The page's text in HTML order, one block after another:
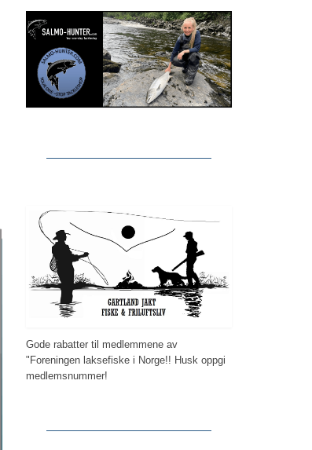
Gode rabatter til medlemmene av
"Foreningen laksefiske i Norge!! Husk oppgi
medlemsnummer!